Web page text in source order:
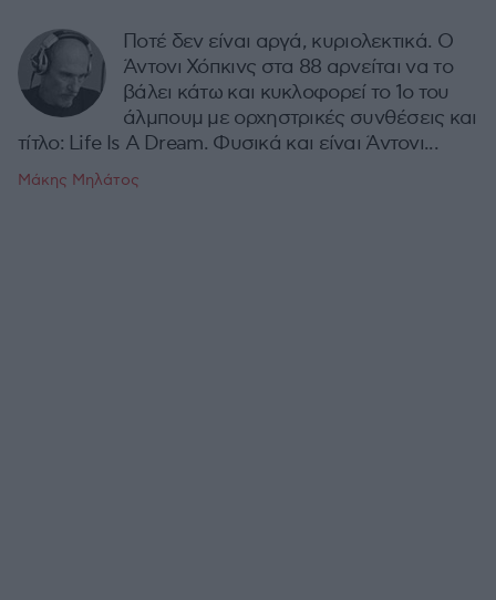
Ποτέ δεν είναι αργά, κυριολεκτικά. Ο
Άντονι Χόπκινς στα 88 αρνείται να το
βάλει κάτω και κυκλοφορεί το 1ο του
άλμπουμ με ορχηστρικές συνθέσεις και
τίτλο: Life Is A Dream. Φυσικά και είναι Άντονι...
Μάκης Μηλάτος